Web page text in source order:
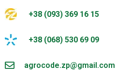
+38 (093) 369 16 15
+38 (068) 530 69 09
agrocode.zp@gmail.com